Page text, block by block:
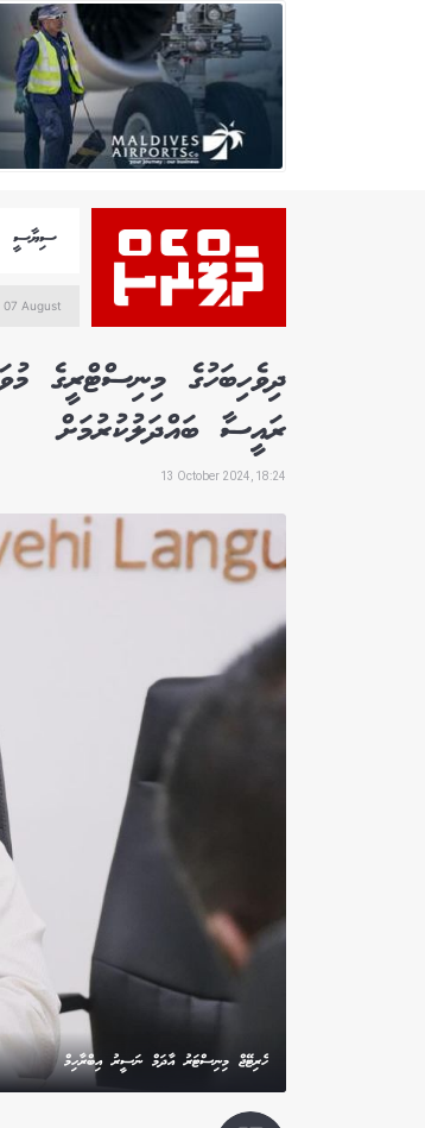
ސިޔާސީ
07 August
ދިވެހިބަހުގެ މިނިސްޓްރީގެ
ރައީސާ ބައްދަލުކުރުމަށް
13 October 2024, 18:24
ހެރިޓޭޖް މިނިސްޓަރު އާދަމް ނަސީރު އިބްރާހިމް